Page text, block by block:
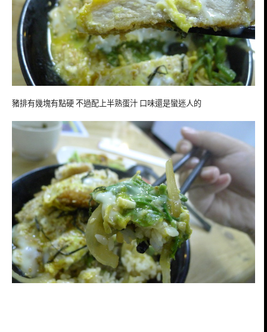
豬排有幾塊有點硬 不過配上半熟蛋汁 口味還是蠻迷人的